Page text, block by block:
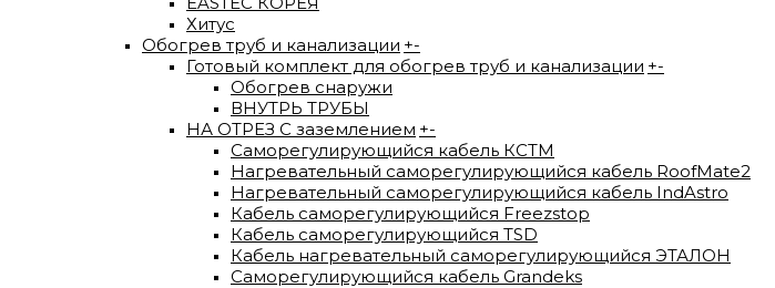
Хитус
Обогрев труб и канализации +-
Готовый комплект для обогрев труб и канализации +-
Обогрев снаружи
ВНУТРЬ ТРУБЫ
НА ОТРЕЗ С заземлением +-
Саморегулирующийся кабель КСТМ
Нагревательный саморегулирующийся кабель RoofMate2
Нагревательный саморегулирующийся кабель IndAstro
Кабель саморегулирующийся Freezstop
Кабель саморегулирующийся TSD
Кабель нагревательный саморегулирующийся ЭТАЛОН
Саморегулирующийся кабель Grandeks